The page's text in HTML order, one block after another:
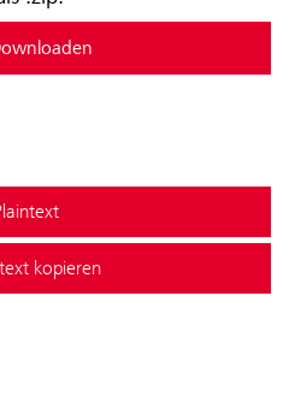
kopieren